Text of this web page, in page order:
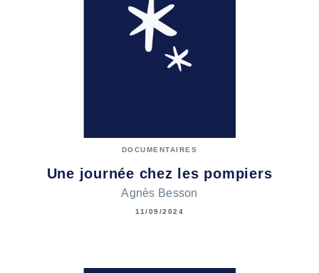
DOCUMENTAIRES
Une journée chez les pompiers
Agnès Besson
11/09/2024